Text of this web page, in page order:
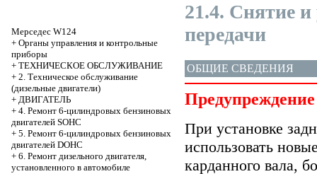
Мерседес W124
+ Органы управления и контрольные
приборы
+ ТЕХНИЧЕСКОЕ ОБСЛУЖИВАНИЕ
+ 2. Техническое обслуживание
(дизельные двигатели)
+ ДВИГАТЕЛЬ
+ 4. Ремонт 6-цилиндровых бензиновых
двигателей SOHC
+ 5. Ремонт 6-цилиндровых бензиновых
двигателей DOHC
+ 6. Ремонт дизельного двигателя,
установленного в автомобиле
21.4. Снятие и
передачи
ОБЩИЕ СВЕДЕНИЯ
Предупреждение
При установке
использовать
карданного вала,